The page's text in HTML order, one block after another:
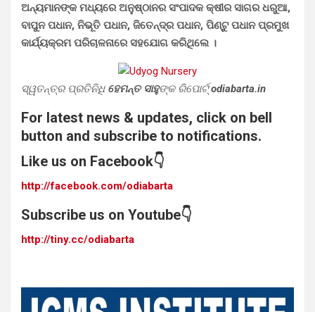
ଅନ୍ୟମାନଙ୍କ ମଧ୍ୟରେ ଅନୁଷ୍ଠାନର ସଂପାଦକ କ୍ଷୀର ସାଗର ଧରୁଆ,
ବାପୁନ ପଧାନ, ନିଭୂତି ପଧାନ, ଜିତେନ୍ଦ୍ର ପଧାନ, ପିଣ୍ଟୁ ପଧାନ ପ୍ରମୁଖ
କାର୍ଯ୍ୟକ୍ରମ ପରିଚାଳନାରେ ସହଯୋଗ କରିଥିଲେ ।
ସ୍ୱତନ୍ତ୍ର ପ୍ରତିନିଧି ହେମନ୍ତ ସାହୁଙ୍କ ରିପୋର୍ଟ୍odiabarta.in
For latest news & updates, click on bell
button and subscribe to notifications.
Like us on Facebook👇
http://facebook.com/odiabarta
Subscribe us on Youtube👇
http://tiny.cc/odiabarta